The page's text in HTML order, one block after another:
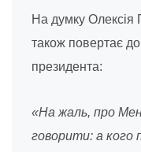
На думку Олексія
також повертає
президента:
«На жаль, про
говорити: а кого